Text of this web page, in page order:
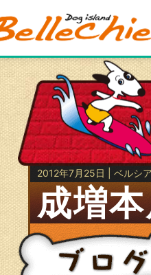
2012年7月25日 | ベルシ
成増